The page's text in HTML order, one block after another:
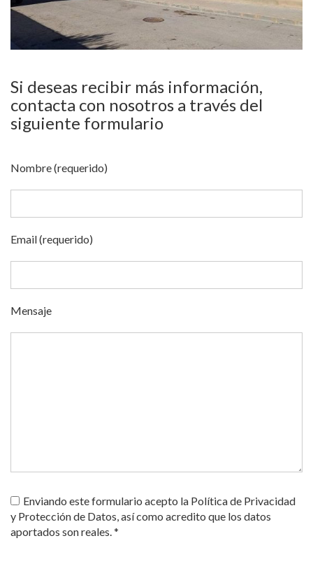
Si deseas recibir más información,
contacta con nosotros a través del
siguiente formulario
Nombre (requerido)
Email (requerido)
Mensaje
Enviando este formulario acepto la Política de Privacidad
y Protección de Datos, así como acredito que los datos
aportados son reales. *